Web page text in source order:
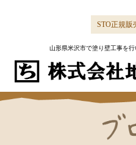
STO正規販
山形県米沢市で塗り壁工事を行